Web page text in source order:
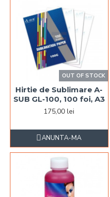
OUT OF STOCK
Hirtie de Sublimare A-
SUB GL-100, 100 foi, A3
175,00 lei
ANUNTA-MA